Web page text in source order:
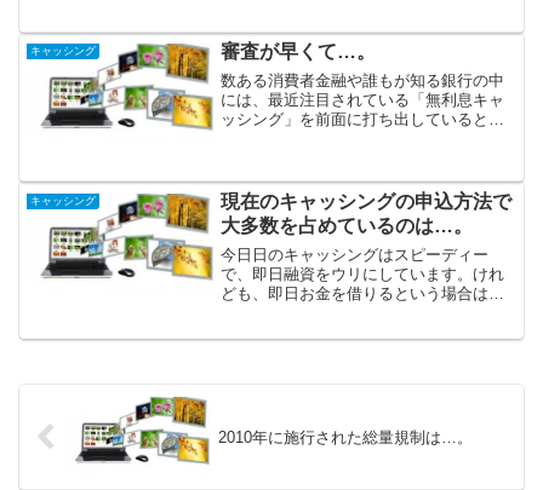
る方がお得だと考えます。消費者金融や
銀行のキャッシングの中に...
キャッシング 審査が早くて…。
数ある消費者金融や誰もが知る銀行の中
には、最近注目されている「無利息キャ
ッシング」を前面に打ち出しているとこ
過ぎるまでは金利がかかりません。消費
者金融をランキングにして...
キャッシング
現在のキャッシングの申込方法で
大多数を占めているのは…。
今日日のキャッシングはスピーディー
で、即日融資をウリにしています。けれ
ども、即日お金を借りるという場合は、
2010年に施行された総量規制は…。